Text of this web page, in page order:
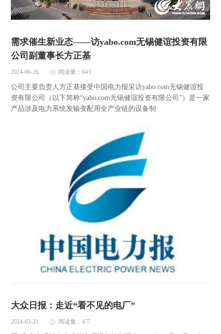
需求催生新业态——访yabo.com无锡健谊投资有限
公司副董事长方正基
2024-06-26 阅读量：643
公司主要负责人方正基接受中国电力报采访yabo.com无锡健谊投
资有限公司（以下简称“yabo.com无锡健谊投资有限公司”）是一家
产品涉及电力系统发输变配用全产业链的设备制
大众日报：走近“看不见的电厂”
2024-03-21 阅读量：477